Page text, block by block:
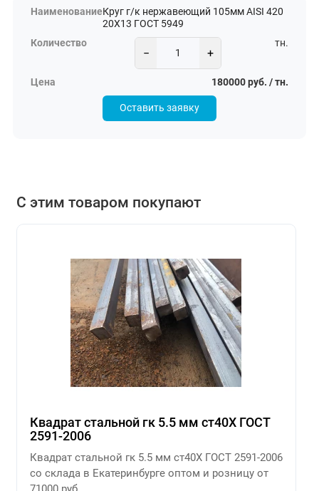
Круг г/к нержавеющий 105мм AISI 420
20Х13 ГОСТ 5949
− +
тн.
180000 руб. / тн.
Оставить заявку
С этим товаром покупают
Квадрат стальной гк 5.5 мм ст40Х ГОСТ
2591-2006
Квадрат стальной гк 5.5 мм ст40Х ГОСТ 2591-2006
со склада в Екатеринбурге оптом и розницу от